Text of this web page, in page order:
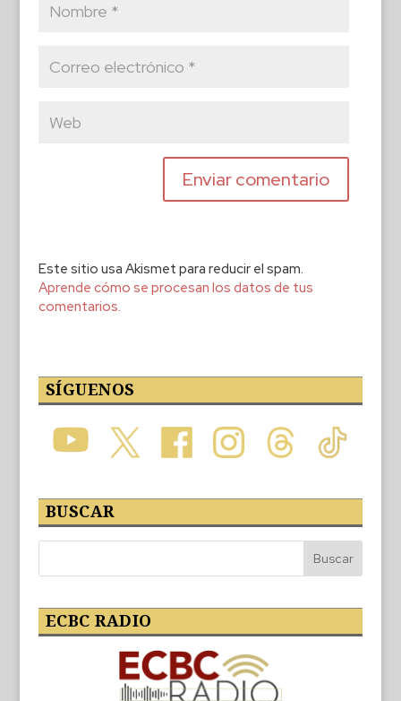
Este sitio usa Akismet para reducir el spam.
Aprende cómo se procesan los datos de tus
comentarios.
SÍGUENOS
BUSCAR
ECBC RADIO